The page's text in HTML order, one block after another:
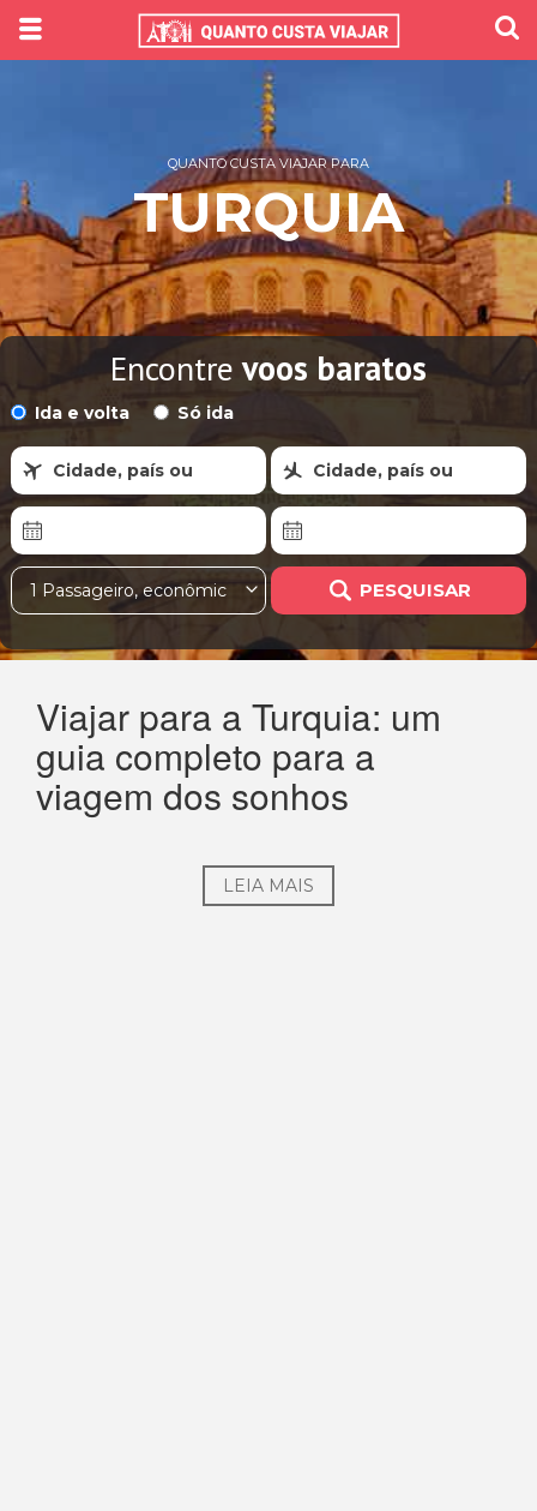
QUANTO CUSTA VIAJAR PARA
TURQUIA
Encontrevoos baratos
Ida e volta Só ida
Cidade, país ou Cidade, país ou
1 Passageiro, econômica PESQUISAR
Viajar para a Turquia: um
guia completo para a
viagem dos sonhos
LEIA MAIS